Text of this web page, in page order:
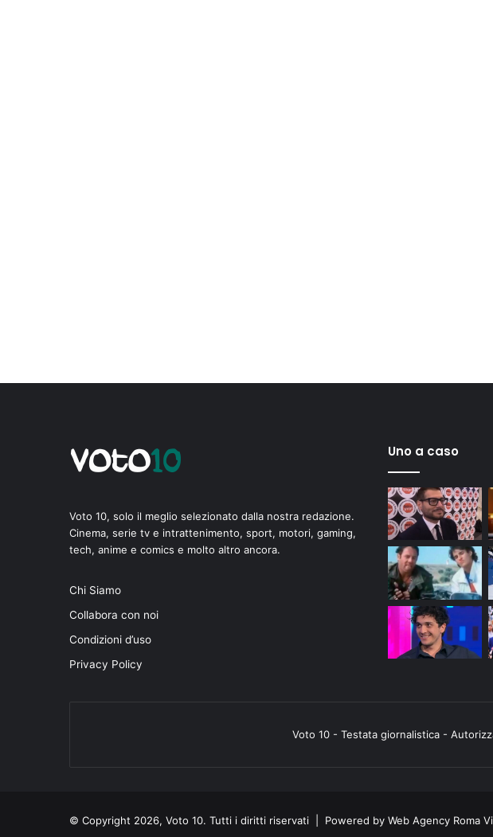
Voto 10, solo il meglio selezionato dalla nostra redazione.
Cinema, serie tv e intrattenimento, sport, motori, gaming,
tech, anime e comics e molto altro ancora.
Chi Siamo
Collabora con noi
Condizioni d’uso
Privacy Policy
Uno a caso
Voto 10 - Testata giornalistica -
© Copyright 2026, Voto 10. Tutti i diritti riservati | Powered by Web Agency Roma